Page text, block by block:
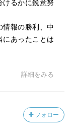
けるかに鋭意努
情報の勝利、中
にあったことは
詳細をみる
フォロー